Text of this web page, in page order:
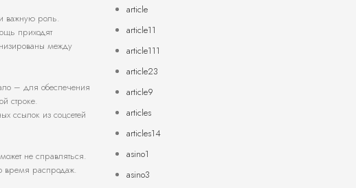
важную роль.
приходят
между
– для обеспечения
строке.
ссылок из соцсетей
не справляться.
время распродаж.
article
article11
article111
article23
article9
articles
articles14
asino1
asino3